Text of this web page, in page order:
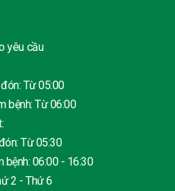
yêu cầu
Từ 05:00
Từ 06:00
Từ 05:30
06:00 - 16:30
2 - Thứ 6